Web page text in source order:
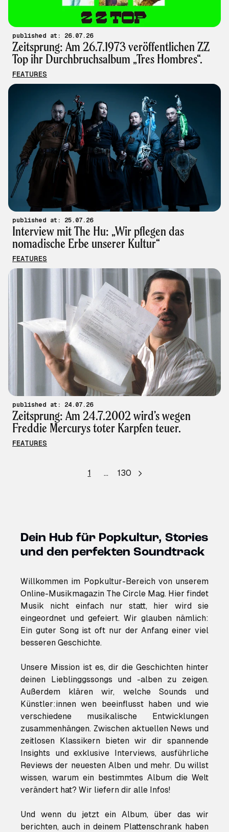
published at: 26.07.26
Zeitsprung: Am 26.7.1973 veröffentlichen ZZ
Top ihr Durchbruchsalbum „Tres Hombres“.
FEATURES
published at: 25.07.26
Interview mit The Hu: „Wir pflegen das
nomadische Erbe unserer Kultur“
FEATURES
published at: 24.07.26
Zeitsprung: Am 24.7.2002 wird’s wegen
Freddie Mercurys toter Karpfen teuer.
FEATURES
1 … 130
Dein Hub für Popkultur, Stories
und den perfekten Soundtrack
Willkommen im Popkultur-Bereich von unserem
Online-Musikmagazin The Circle Mag. Hier findet
Musik nicht einfach nur statt, hier wird sie
eingeordnet und gefeiert. Wir glauben nämlich:
Ein guter Song ist oft nur der Anfang einer viel
besseren Geschichte.
Unsere Mission ist es, dir die Geschichten hinter
deinen Lieblinggssongs und -alben zu zeigen.
Außerdem klären wir, welche Sounds und
Künstler:innen wen beeinflusst haben und wie
verschiedene musikalische Entwicklungen
zusammenhängen. Zwischen aktuellen News und
zeitlosen Klassikern bieten wir dir spannende
Insights und exklusive Interviews, ausführliche
Reviews der neuesten Alben und mehr. Du willst
wissen, warum ein bestimmtes Album die Welt
verändert hat? Wir liefern dir alle Infos!
Und wenn du jetzt ein Album, über das wir
berichten, auch in deinem Plattenschrank haben